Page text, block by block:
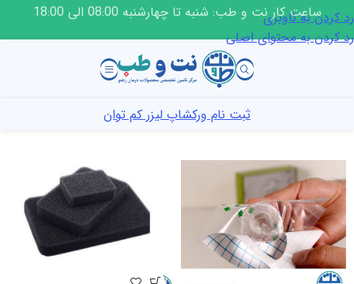
رد کردن به ناوبری
رد کردن به محتوای اصلی
ساعت کار نت و طب: شنبه تا چهارشنبه 08:00 الی 18:00
ثبت نام ورکشاپ لیزر کم توان